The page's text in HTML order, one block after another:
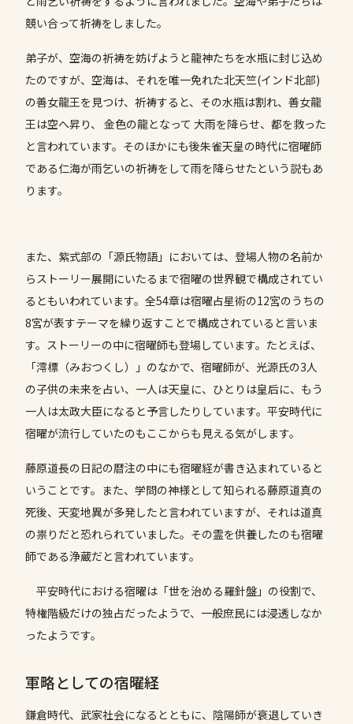
競い合って祈祷をしました。
弟子が、空海の祈祷を妨げようと龍神たちを水瓶に封じ込め
たのですが、空海は、それを唯一免れた北天竺(インド北部)
の善女龍王を見つけ、祈祷すると、その水瓶は割れ、善女龍
王は空へ昇り、 金色の龍となって 大雨を降らせ、都を救った
と言われています。そのほかにも後朱雀天皇の時代に宿曜師
である仁海が雨乞いの祈祷をして雨を降らせたという説もあ
ります。
また、紫式部の「源氏物語」においては、登場人物の名前か
らストーリー展開にいたるまで宿曜の世界観で構成されてい
るともいわれています。全54章は宿曜占星術の12宮のうちの
8宮が表すテーマを繰り返すことで構成されていると言いま
す。ストーリーの中に宿曜師も登場しています。たとえば、
「澪標（みおつくし）」のなかで、宿曜師が、光源氏の3人
の子供の未来を占い、一人は天皇に、ひとりは皇后に、もう
一人は太政大臣になると予言したりしています。平安時代に
宿曜が流行していたのもここからも見える気がします。
藤原道長の日記の暦注の中にも宿曜経が書き込まれていると
いうことです。また、学問の神様として知られる藤原道真の
死後、天変地異が多発したと言われていますが、それは道真
の祟りだと恐れられていました。その霊を供養したのも宿曜
師である浄蔵だと言われています。
平安時代における宿曜は「世を治める羅針盤」の役割で、
特権階級だけの独占だったようで、一般庶民には浸透しなか
ったようです。
軍略としての宿曜経
鎌倉時代、武家社会になるとともに、陰陽師が衰退していき